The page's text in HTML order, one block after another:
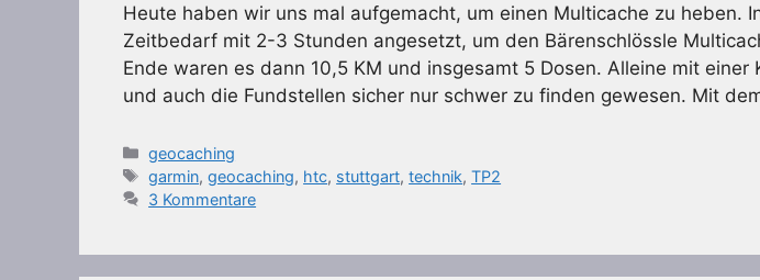
Heute haben wir uns mal aufgemacht, um einen Multicache zu heben.
Zeitbedarf mit 2-3 Stunden angesetzt, um den Bärenschlössle
Ende waren es dann 10,5 KM und insgesamt 5 Dosen. Alleine mit einer
und auch die Fundstellen sicher nur schwer zu finden gewesen. Mit
Kategorien
geocaching
Schlagwörter
garmin,geocaching, htc, stuttgart,technik,TP2
3 Kommentare